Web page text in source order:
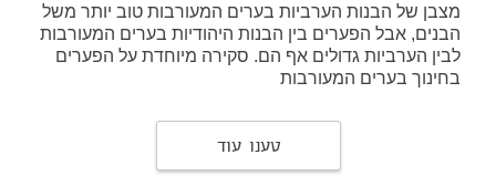
מצבן של הבנות הערביות בערים המעורבות טוב יותר משל
הבנים, אבל הפערים בין הבנות היהודיות בערים המעורבות
לבין הערביות גדולים אף הם. סקירה מיוחדת על הפערים
בחינוך בערים המעורבות
טענו עוד